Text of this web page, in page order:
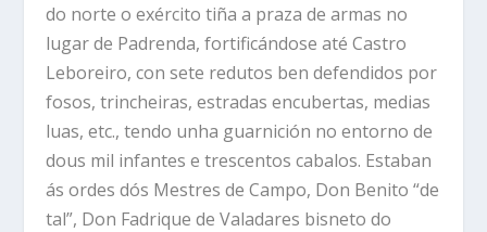
do norte o exército tiña a praza de armas no
lugar de Padrenda, fortificándose até Castro
Leboreiro, con sete redutos ben defendidos por
fosos, trincheiras, estradas encubertas, medias
luas, etc., tendo unha guarnición no entorno de
dous mil infantes e trescentos cabalos. Estaban
ás ordes dós Mestres de Campo, Don Benito “de
tal”, Don Fadrique de Valadares bisneto do